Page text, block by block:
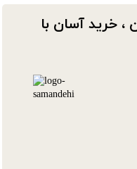
، خرید آسان با